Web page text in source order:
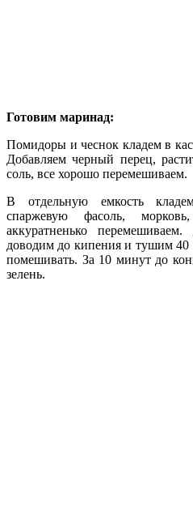
Готовим маринад:
Помидоры и чеснок кладем в
Добавляем черный перец,
соль, все хорошо перемешиваем.
В отдельную емкость
спаржевую фасоль,
аккуратненько
доводим до кипения и тушим 40
помешивать. За 10 минут до
зелень.